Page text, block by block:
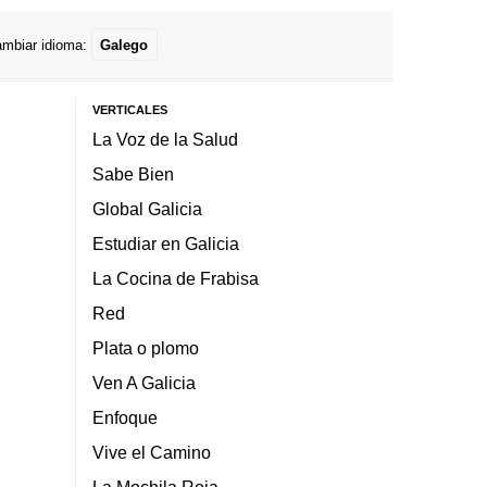
idioma: Galego
VERTICALES
La Voz de la Salud
Sabe Bien
Global Galicia
Estudiar en Galicia
La Cocina de Frabisa
Red
Plata o plomo
Ven A Galicia
Enfoque
Vive el Camino